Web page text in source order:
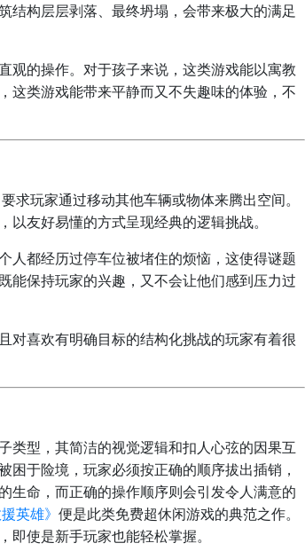
结构层层剥落、最终坍塌，会带来极大的满足
观的操作。对于孩子来说，这类游戏能以寓教
这类游戏能带来平静而又不失趣味的体验，不
要求玩家通过移动其他车辆或物体来腾出空间。
友好易懂的方式呈现经典的逻辑挑战。
人都经历过停车位被堵住的烦恼，这使得谜题
能保持玩家的兴趣，又不会让他们感到压力过
对喜欢有明确目标的结构化挑战的玩家有着很
类型，其简洁的视觉逻辑和扣人心弦的因果互
于险境，玩家必须按正确的顺序拔出插销，
生命，而正确的操作顺序则会引发令人满意的
援英雄》 便是此类免费超休闲游戏的典范之作。
即使是新手玩家也能轻松掌握。